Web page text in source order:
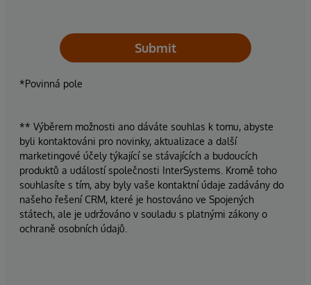
Submit
*Povinná pole
** Výběrem možnosti ano dáváte souhlas k tomu, abyste
byli kontaktováni pro novinky, aktualizace a další
marketingové účely týkající se stávajících a budoucích
produktů a událostí společnosti InterSystems. Kromě toho
souhlasíte s tím, aby byly vaše kontaktní údaje zadávány do
našeho řešení CRM, které je hostováno ve Spojených
státech, ale je udržováno v souladu s platnými zákony o
ochraně osobních údajů.